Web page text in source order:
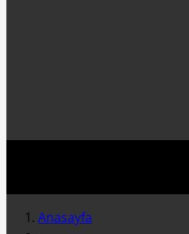
Anasayfa